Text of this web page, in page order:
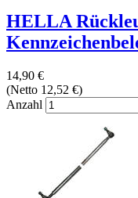
HELLA
14,90 €
(Netto 12,52 €)
Anzahl